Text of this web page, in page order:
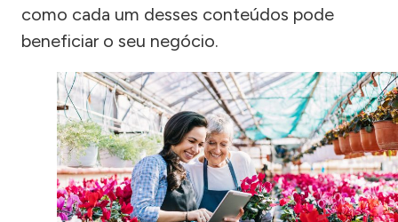
como cada um desses conteúdos pode
beneficiar o seu negócio.